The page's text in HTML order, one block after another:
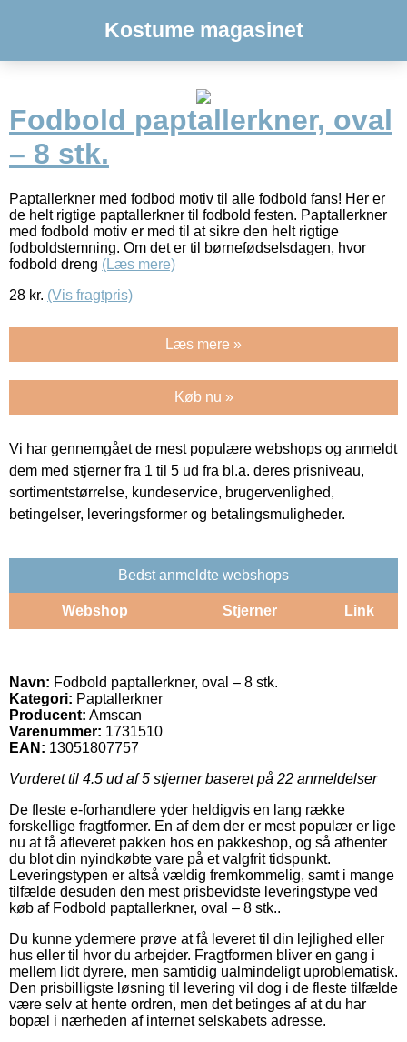
Kostume magasinet
Fodbold paptallerkner, oval
– 8 stk.
Paptallerkner med fodbod motiv til alle fodbold fans! Her er
de helt rigtige paptallerkner til fodbold festen. Paptallerkner
med fodbold motiv er med til at sikre den helt rigtige
fodboldstemning. Om det er til børnefødselsdagen, hvor
fodbold dreng (Læs mere)
28 kr. (Vis fragtpris)
Læs mere »
Køb nu »
Vi har gennemgået de mest populære webshops og anmeldt
dem med stjerner fra 1 til 5 ud fra bl.a. deres prisniveau,
sortimentstørrelse, kundeservice, brugervenlighed,
betingelser, leveringsformer og betalingsmuligheder.
Bedst anmeldte webshops
Webshop Stjerner Link
Navn: Fodbold paptallerkner, oval – 8 stk.
Kategori: Paptallerkner
Producent: Amscan
Varenummer: 1731510
EAN: 13051807757
Vurderet til 4.5 ud af 5 stjerner baseret på 22 anmeldelser
De fleste e-forhandlere yder heldigvis en lang række
forskellige fragtformer. En af dem der er mest populær er lige
nu at få afleveret pakken hos en pakkeshop, og så afhenter
du blot din nyindkøbte vare på et valgfrit tidspunkt.
Leveringstypen er altså vældig fremkommelig, samt i mange
tilfælde desuden den mest prisbevidste leveringstype ved
køb af Fodbold paptallerkner, oval – 8 stk..
Du kunne ydermere prøve at få leveret til din lejlighed eller
hus eller til hvor du arbejder. Fragtformen bliver en gang i
mellem lidt dyrere, men samtidig ualmindeligt uproblematisk.
Den prisbilligste løsning til levering vil dog i de fleste tilfælde
være selv at hente ordren, men det betinges af at du har
bopæl i nærheden af internet selskabets adresse.